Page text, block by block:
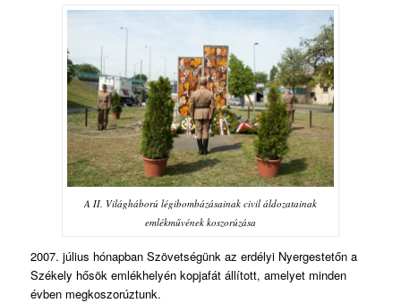
A II. Világháború légibombázásainak civil áldozatainak
emlékművének koszorúzása
2007. július hónapban Szövetségünk az erdélyi Nyergestetőn a
Székely hősök emlékhelyén kopjafát állított, amelyet minden
évben megkoszorúztunk.